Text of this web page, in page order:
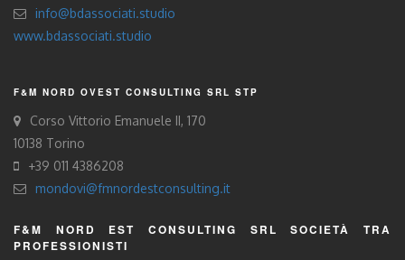
info@bdassociati.studio
www.bdassociati.studio
F&M NORD OVEST CONSULTING SRL STP
Corso Vittorio Emanuele II, 170
10138 Torino
+39 011 4386208
mondovi@fmnordestconsulting.it
F&M NORD EST CONSULTING SRL SOCIETÀ TRA
PROFESSIONISTI